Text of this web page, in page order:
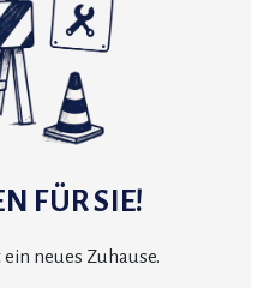
FÜR SIE!
neues Zuhause.